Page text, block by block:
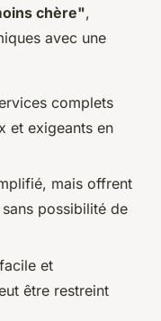
chère",
avec une
complets
et exigeants en
mais offrent
possibilité de
et
être restreint